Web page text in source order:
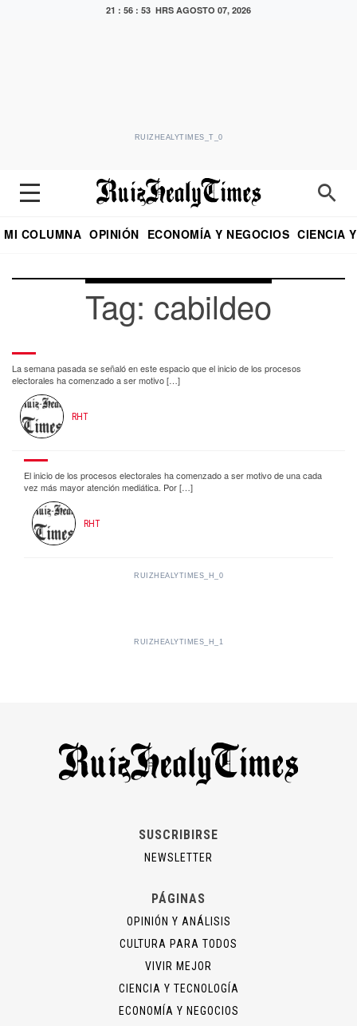
21 : 56 : 53 HRS AGOSTO 07, 2026
RUIZHEALYTIMES_T_0
MI COLUMNA OPINIÓN ECONOMÍA Y NEGOCIOS CIENCIA
Tag: cabildeo
La semana pasada se señaló en este espacio que el inicio de los procesos
electorales ha comenzado a ser motivo […]
RHT
El inicio de los procesos electorales ha comenzado a ser motivo de una cada
vez más mayor atención mediática. Por […]
RHT
RUIZHEALYTIMES_H_0
RUIZHEALYTIMES_H_1
SUSCRIBIRSE
NEWSLETTER
PÁGINAS
OPINIÓN Y ANÁLISIS
CULTURA PARA TODOS
VIVIR MEJOR
CIENCIA Y TECNOLOGÍA
ECONOMÍA Y NEGOCIOS